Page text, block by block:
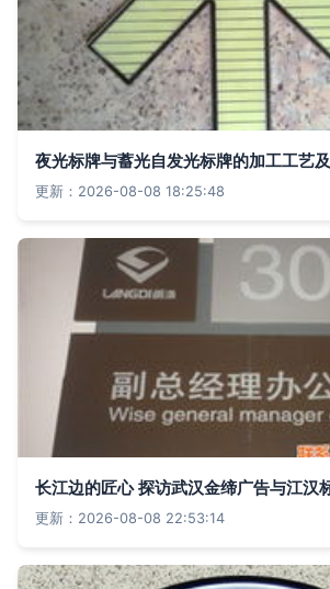
夜光标牌与蓄光自发光标牌的加工工艺
更新：2026-08-08 18:25:48
更新：2026-08-08 22:53:14